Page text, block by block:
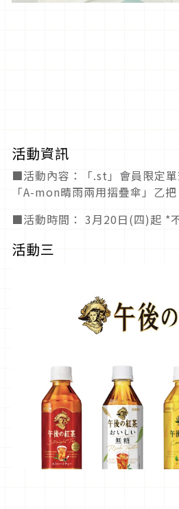
活動資訊
■活動內容：「.st」會員限定
「A-mon晴雨兩用摺疊傘」乙把
■活動時間： 3月20日(四)起 *
活動三